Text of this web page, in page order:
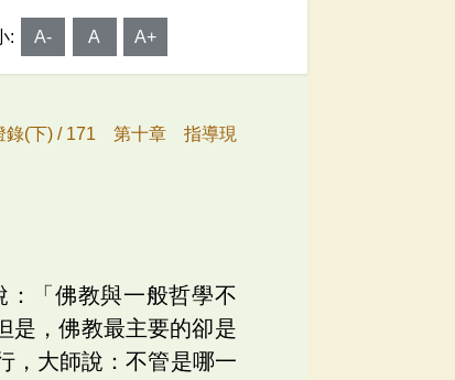
: A- A A+
錄(下) / 171 第十章 指導現
「佛教與一般哲學不
是，佛教最主要的卻是
，大師說：不管是哪一